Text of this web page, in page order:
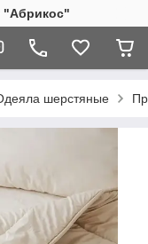
"Абрикос"
шерстяные